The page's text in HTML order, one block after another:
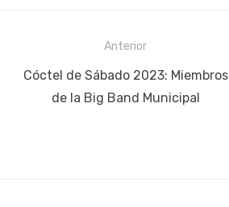
Navegación
entradas
Anterior
Publicación
anterior:
Cóctel de Sábado 2023: Miembros
de la Big Band Municipal